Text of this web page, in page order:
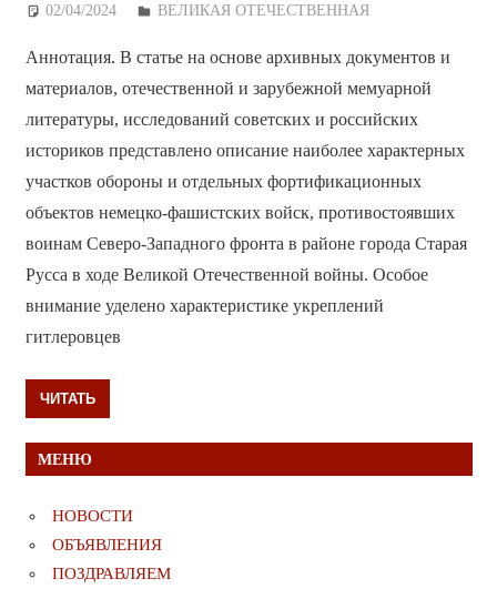
02/04/2024 Дежурный по Редакции
ВЕЛИКАЯ ОТЕЧЕСТВЕННАЯ
Аннотация. В статье на основе архивных документов и
материалов, отечественной и зарубежной мемуарной
литературы, исследований советских и российских
историков представлено описание наиболее характерных
участков обороны и отдельных фортификационных
объектов немецко-фашистских войск, противостоявших
воинам Северо-Западного фронта в районе города Старая
Русса в ходе Великой Отечественной войны. Особое
внимание уделено характеристике укреплений
гитлеровцев
ЧИТАТЬ
МЕНЮ
НОВОСТИ
ОБЪЯВЛЕНИЯ
ПОЗДРАВЛЯЕМ